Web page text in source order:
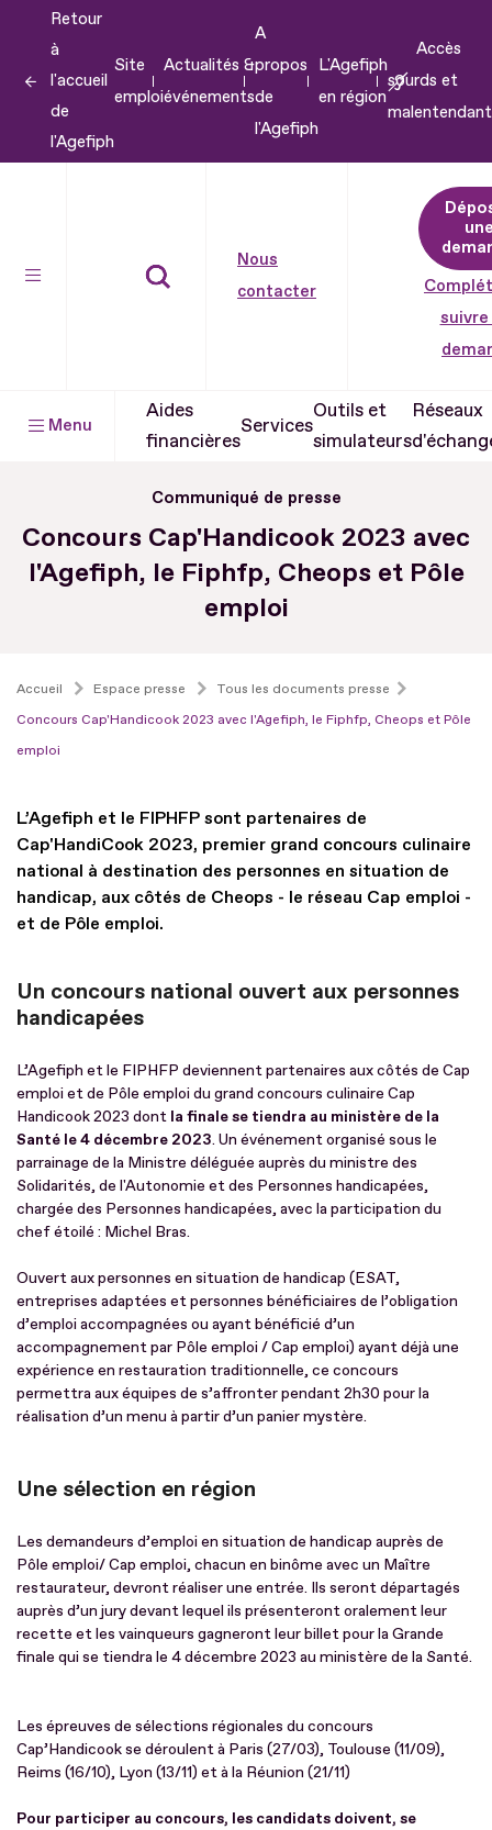
contenu
Retour
à
l'accueil
de
l'Agefiph
Site
emploi
Actualités &
événements
A
propos
de
l'Agefiph
L'Agefiph
en région
Accès
sourds et
Nous
contacter
suivre
Menu
Aides
financières
Services
Outils et
simulateurs
Réseaux
Communiqué de presse
Concours Cap'Handicook 2023 avec
l'Agefiph, le Fiphfp, Cheops et Pôle
emploi
Accueil Espace presse
Tous les documents presse
Concours Cap'Handicook 2023 avec l'Agefiph, le Fiphfp, Cheops et Pôle
emploi
L’Agefiph et le FIPHFP sont partenaires de
Cap'HandiCook 2023, premier grand concours culinaire
national à destination des personnes en situation de
handicap, aux côtés de Cheops - le réseau Cap emploi -
et de Pôle emploi.
Un concours national ouvert aux personnes
handicapées
L’Agefiph et le FIPHFP deviennent partenaires aux côtés de Cap
emploi et de Pôle emploi du grand concours culinaire Cap
Handicook 2023 dont la finale se tiendra au ministère de la
Santé le 4 décembre 2023. Un événement organisé sous le
parrainage de la Ministre déléguée auprès du ministre des
Solidarités, de l'Autonomie et des Personnes handicapées,
chargée des Personnes handicapées, avec la participation du
chef étoilé : Michel Bras.
Ouvert aux personnes en situation de handicap (ESAT,
entreprises adaptées et personnes bénéficiaires de l’obligation
d’emploi accompagnées ou ayant bénéficié d’un
accompagnement par Pôle emploi / Cap emploi) ayant déjà une
expérience en restauration traditionnelle, ce concours
permettra aux équipes de s’affronter pendant 2h30 pour la
réalisation d’un menu à partir d’un panier mystère.
Une sélection en région
Les demandeurs d’emploi en situation de handicap auprès de
Pôle emploi/ Cap emploi, chacun en binôme avec un Maître
restaurateur, devront réaliser une entrée. Ils seront départagés
auprès d’un jury devant lequel ils présenteront oralement leur
recette et les vainqueurs gagneront leur billet pour la Grande
ﬁnale qui se tiendra le 4 décembre 2023 au ministère de la Santé.
Les épreuves de sélections régionales du concours
Cap’Handicook se déroulent à Paris (27/03), Toulouse (11/09),
Reims (16/10), Lyon (13/11) et à la Réunion (21/11)
Pour participer au concours, les candidats doivent, se